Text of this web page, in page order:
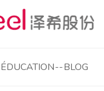
ÉDUCATION--BLOG